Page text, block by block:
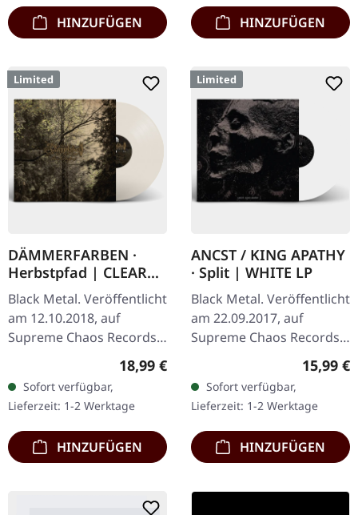
HINZUFÜGEN HINZUFÜGEN
Limited
DÄMMERFARBEN ·
Herbstpfad | CLEAR
LP
Black Metal. Veröffentlicht
am 12.10.2018, auf
Supreme Chaos Records.
Transparentes Vinyl
limitiert auf nur 200
Exemplare. Diese
hochwertige…
Regulärer Preis:
18,99 €
Sofort verfügbar,
Lieferzeit: 1-2 Werktage
HINZUFÜGEN
Limited
ANCST / KING APATHY
· Split | WHITE LP
Black Metal. Veröffentlicht
am 22.09.2017, auf
Supreme Chaos Records.
Weißes Vinyl, limitiert auf
handnummerierte
Exemplare. Diese…
15,99 €
Sofort verfügbar,
Lieferzeit: 1-2 Werktage
HINZUFÜGEN